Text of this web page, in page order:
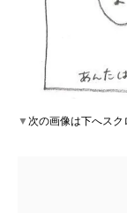
▼次の画像は下へス